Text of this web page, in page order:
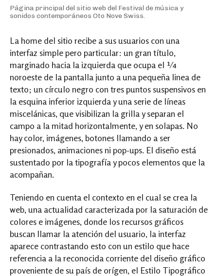
Página principal del sitio web del Festival de música y
sonidos contemporáneos Oto Nove Swiss.
La home del sitio recibe a sus usuarios con una
interfaz simple pero particular: un gran título,
marginado hacia la izquierda que ocupa el ¼
noroeste de la pantalla junto a una pequeña linea de
texto; un círculo negro con tres puntos suspensivos en
la esquina inferior izquierda y una serie de líneas
miscelánicas, que visibilizan la grilla y separan el
campo a la mitad horizontalmente, y en solapas. No
hay color, imágenes, botones llamando a ser
presionados, animaciones ni pop-ups. El diseño está
sustentado por la tipografía y pocos elementos que la
acompañan.
Teniendo en cuenta el contexto en el cual se crea la
web, una actualidad caracterizada por la saturación de
colores e imágenes, donde los recursos gráficos
buscan llamar la atención del usuario, la interfaz
aparece contrastando esto con un estilo que hace
referencia a la reconocida corriente del diseño gráfico
proveniente de su país de orígen, el Estilo Tipográfico